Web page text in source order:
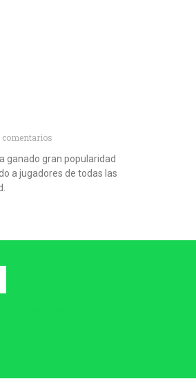
comentarios
ganado gran popularidad
a jugadores de todas las